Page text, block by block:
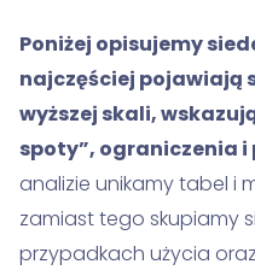
Poniżej opisujemy
najczęściej pojawiają
wyższej skali,
spoty”, ograniczenia i
analizie unikamy tabel i
zamiast tego skupiamy
przypadkach użycia